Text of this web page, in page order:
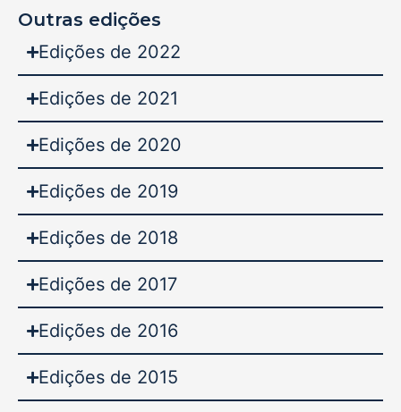
Outras edições
Edições de 2022
Edições de 2021
Edições de 2020
Edições de 2019
Edições de 2018
Edições de 2017
Edições de 2016
Edições de 2015